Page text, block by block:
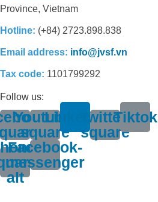
Province, Vietnam
Hotline: (+84) 2723.898.838
Email address: info@jvsf.vn
Tax code: 1101799292
Follow us:
Youtube-
square
LinkedinTwitter-
square
Tiktok
alt
Facebook-
messenger